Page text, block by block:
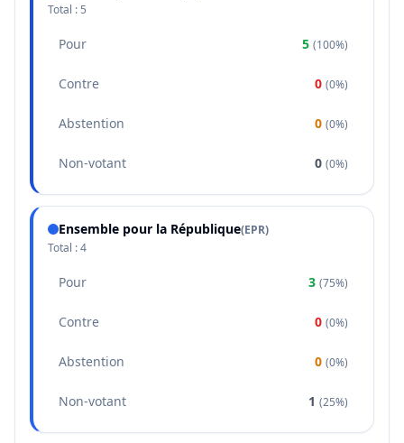
Total : 5
Pour 5 (100%)
Contre 0 (0%)
Abstention 0 (0%)
Non-votant 0 (0%)
Ensemble pour la République(EPR)
Total :4
Pour 3 (75%)
Contre 0 (0%)
Abstention 0 (0%)
Non-votant 1 (25%)